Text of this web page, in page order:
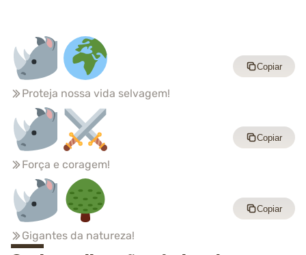
Proteja nossa vida selvagem!
Copiar
Força e coragem!
Copiar
Gigantes da natureza!
Copiar